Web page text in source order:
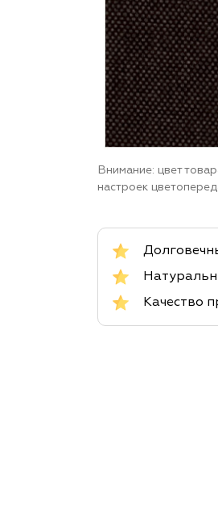
Внимание: цвет
настроек
Качество